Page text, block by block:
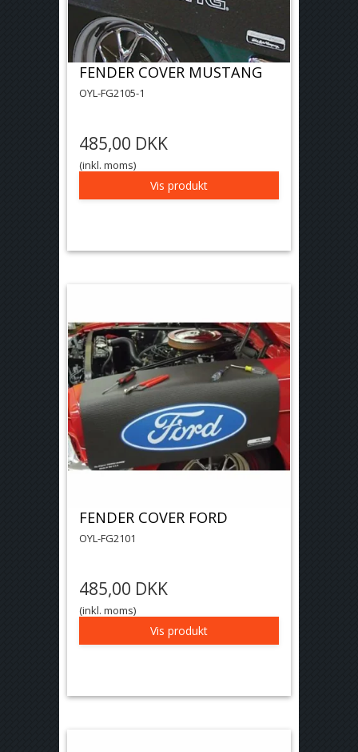
FENDER COVER MUSTANG
OYL-FG2105-1
485,00 DKK
(inkl. moms)
Vis produkt
FENDER COVER FORD
OYL-FG2101
485,00 DKK
(inkl. moms)
Vis produkt